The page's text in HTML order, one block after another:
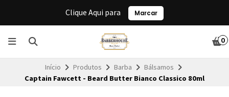
Clique Aqui para Marcar
0
Início Produtos Barba
Bálsamos
Captain Fawcett - Beard Butter Bianco Classico 80ml